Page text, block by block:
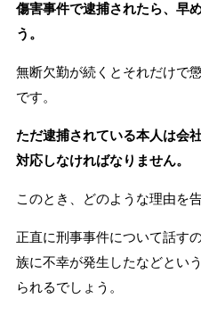
傷害事件で逮捕されたら、早
う。
無断欠勤が続くとそれだけで
です。
ただ逮捕されている本人は会
対応しなければなりません。
このとき、どのような理由を
正直に刑事事件について話す
族に不幸が発生したなどとい
られるでしょう。